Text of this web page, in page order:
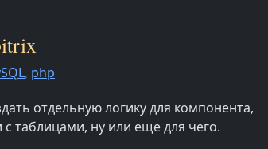
, php
отдельную логику для компонента,
таблицами, ну или еще для чего.